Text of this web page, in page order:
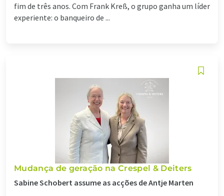
fim de três anos. Com Frank Kreß, o grupo ganha um líder
experiente: o banqueiro de ...
Mudança de geração na Crespel & Deiters
Sabine Schobert assume as acções de Antje Marten